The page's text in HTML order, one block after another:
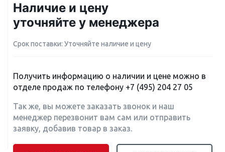
Наличие и цену
уточняйте у менеджера
Срок поставки: Уточняйте наличие и цену
Получить информацию о наличии и цене можно в
отделе продаж по телефону +7 (495) 204 27 05
Так же, вы можете заказать звонок и наш
менеджер перезвонит вам сам или отправить
заявку, добавив товар в заказ.